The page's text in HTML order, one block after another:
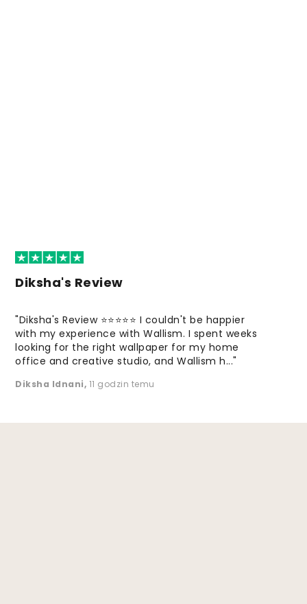
Diksha's Review
"Diksha's Review ⭐⭐⭐⭐⭐ I couldn't be happier
with my experience with Wallism. I spent weeks
looking for the right wallpaper for my home
office and creative studio, and Wallism h..."
Diksha Idnani, 11 godzin temu